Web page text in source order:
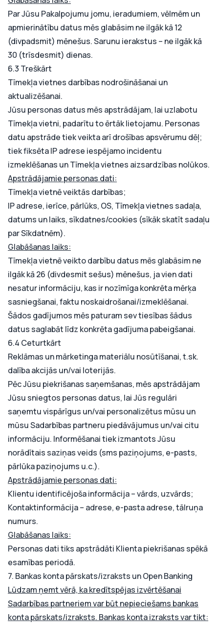
Par Jūsu Pakalpojumu jomu, ieradumiem, vēlmēm un
apmierinātību datus mēs glabāsim ne ilgāk kā 12
(divpadsmit) mēnešus. Sarunu ierakstus – ne ilgāk kā
30 (trīsdesmit) dienas.
6.3 Treškārt
Tīmekļa vietnes darbības nodrošināšanai un
aktualizēšanai.
Jūsu personas datus mēs apstrādājam, lai uzlabotu
Tīmekļa vietni, padarītu to ērtāk lietojamu. Personas
datu apstrāde tiek veikta arī drošības apsvērumu dēļ;
tiek fiksēta IP adrese iespējamo incidentu
izmeklēšanas un Tīmekļa vietnes aizsardzības nolūkos.
Apstrādājamie personas dati:
Tīmekļa vietnē veiktās darbības;
IP adrese, ierīce, pārlūks, OS, Tīmekļa vietnes sadaļa,
datums un laiks, sīkdatnes/cookies (sīkāk skatīt sadaļu
par Sīkdatnēm).
Glabāšanas laiks:
Tīmekļa vietnē veikto darbību datus mēs glabāsim ne
ilgāk kā 26 (divdesmit sešus) mēnešus, ja vien dati
nesatur informāciju, kas ir nozīmīga konkrēta mērķa
sasniegšanai, faktu noskaidrošanai/izmeklēšanai.
Šādos gadījumos mēs paturam sev tiesības šādus
datus saglabāt līdz konkrēta gadījuma pabeigšanai.
6.4 Ceturtkārt
Reklāmas un mārketinga materiālu nosūtīšanai, t.sk.
dalība akcijās un/vai loterijās.
Pēc Jūsu piekrišanas saņemšanas, mēs apstrādājam
Jūsu sniegtos personas datus, lai Jūs regulāri
saņemtu vispārīgus un/vai personalizētus mūsu un
mūsu Sadarbības partneru piedāvājumus un/vai citu
informāciju. Informēšanai tiek izmantots Jūsu
norādītais saziņas veids (sms paziņojums, e-pasts,
pārlūka paziņojums u.c.).
Apstrādājamie personas dati:
Klientu identificējoša informācija – vārds, uzvārds;
Kontaktinformācija – adrese, e-pasta adrese, tālruņa
numurs.
Glabāšanas laiks:
Personas dati tiks apstrādāti Klienta piekrišanas spēkā
esamības periodā.
7. Bankas konta pārskats/izraksts un Open Banking
Lūdzam ņemt vērā, ka kredītspējas izvērtēšanai
Sadarbības partneriem var būt nepieciešams bankas
konta pārskats/izraksts. Bankas konta izraksts var tikt: